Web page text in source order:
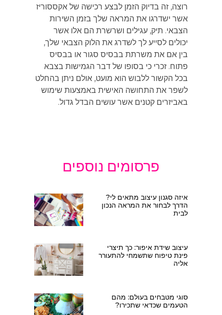
רוצה, זה בדיוק הזמן לבצע רכישה של אקססוריז
אשר ישדרגו את המראה שלך בזמן השירות
הצבאי. תיק, עגילים ושרשרת הם אלו אשר
יכולים לסייע לך לשדרג את הלוק הצבאי שלך,
בין אם את משרתת בבסיס סגור או בבסיס
פתוח. זכרי כי בסופו של דבר הגמישות בצבא
בכל הקשור ללבוש הוא מועט, אולם ניתן בהחלט
לשפר את התחושה האישית באמצעות שימוש
באביזרים קטנים אשר עושים הבדל גדול.
פרסומים נוספים
איזה סגנון עיצוב מתאים לי?
הדרך לבחור את המראה הנכון
לבית
עיצוב שידת איפור: כך תיצרי
פינת טיפוח שתשמחי להתעורר
אליה
סוגי מטבחים בעולם: מהם
הטעמים שכדאי שתכירו?